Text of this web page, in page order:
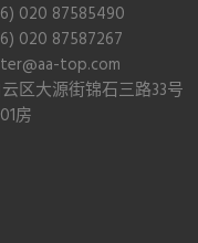
020 87585490
020 87587267
top.com
区大源街锦石三路33号
房